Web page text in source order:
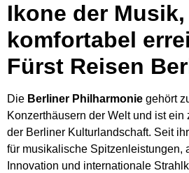
Ikone der Musik,
komfortabel
Fürst Reisen
Die Berliner Philharmonie gehört
Konzerthäusern der Welt und ist ein
der Berliner Kulturlandschaft. Seit
für musikalische Spitzenleistungen,
Innovation und internationale